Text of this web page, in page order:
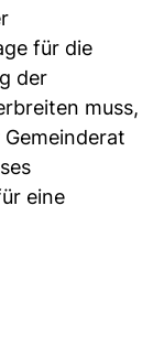
für die
der
muss,
eine